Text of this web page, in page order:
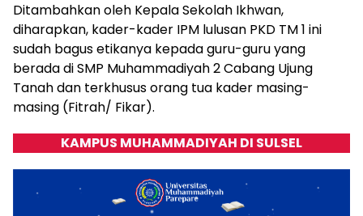
Ditambahkan oleh Kepala Sekolah Ikhwan,
diharapkan, kader-kader IPM lulusan PKD TM 1 ini
sudah bagus etikanya kepada guru-guru yang
berada di SMP Muhammadiyah 2 Cabang Ujung
Tanah dan terkhusus orang tua kader masing-
masing (Fitrah/ Fikar).
KAMPUS MUHAMMADIYAH DI SULSEL